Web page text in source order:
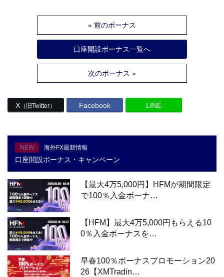
« 前のボーナス
口座開設ボーナス一覧へ
次のボーナス »
X （旧Twitter） Facebook LINE
NEW 海外FX最新情報
口座開設ボーナス・キャンペーン
【最大4万5,000円】HFMが期間限定
で100％入金ボーナ…
【HFM】最大4万5,000円もらえる10
0％入金ボーナスを…
早春100％ボーナスプロモーション20
26【XMTradin…